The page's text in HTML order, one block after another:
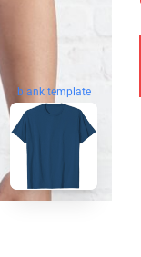
blank template